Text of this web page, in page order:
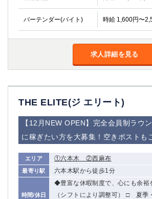
バーテンダー(バイト) 時給 1,600円〜
求人詳細を見る
THE ELITE(ジ エリート)
【12月NEW OPEN】完全会員制ラウ
に稼ぎたい方を大募集！空きポストも
エリア ①六本木 ②西麻布
最寄り駅 六本木駅から徒歩1分
時間/休日
◆豊富な休暇制度で、心にも余
（シフトにより調整可） □ 夏
船橋
津田沼
佐倉
茂原
松戸
八千代台
本八幡
栃木県
宇都宮
小山
東武宇都宮（宇都宮西口）
茨城県